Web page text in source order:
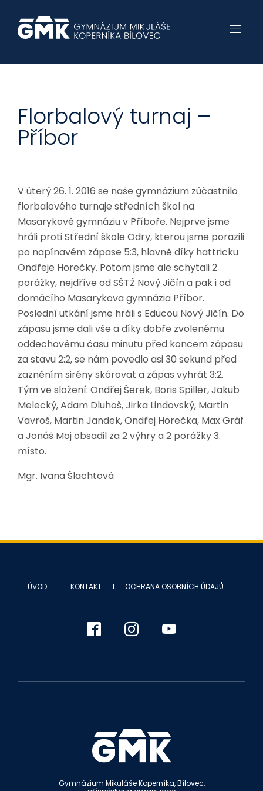
Florbalový turnaj –
Příbor
V úterý 26. 1. 2016 se naše gymnázium zúčastnilo
florbalového turnaje středních škol na
Masarykově gymnáziu v Příboře. Nejprve jsme
hráli proti Střední škole Odry, kterou jsme porazili
po napínavém zápase 5:3, hlavně díky hattricku
Ondřeje Horečky. Potom jsme ale schytali 2
porážky, nejdříve od SŠTŽ Nový Jičín a pak i od
domácího Masarykova gymnázia Příbor.
Poslední utkání jsme hráli s Educou Nový Jičín. Do
zápasu jsme dali vše a díky dobře zvolenému
oddechovému času minutu před koncem zápasu
za stavu 2:2, se nám povedlo asi 30 sekund před
zazněním sirény skórovat a zápas vyhrát 3:2.
Tým ve složení: Ondřej Šerek, Boris Spiller, Jakub
Melecký, Adam Dluhoš, Jirka Lindovský, Martin
Vavroš, Martin Jandek, Ondřej Horečka, Max Gráf
a Jonáš Moj obsadil za 2 výhry a 2 porážky 3.
místo.
Mgr. Ivana Šlachtová
ÚVOD KONTAKT OCHRANA OSOBNÍCH ÚDAJŮ
Gymnázium Mikuláše Koperníka, Bílovec,